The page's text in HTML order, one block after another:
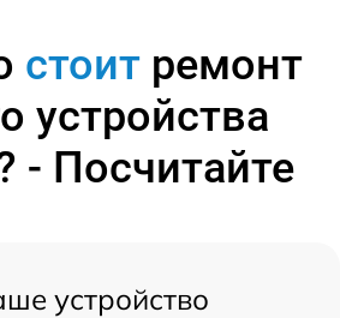
стоитремонт
устройства
- Посчитайте
устройство